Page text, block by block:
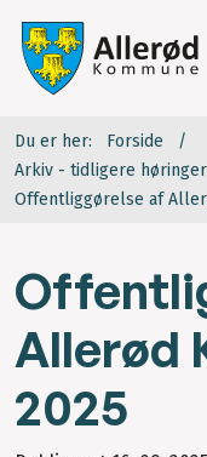
Du er her:
Forside
Arkiv - tidligere
Offentliggørelse af
Allerød
2025